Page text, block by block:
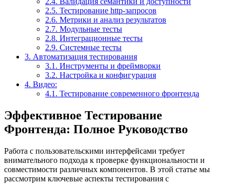
2.5. Тестирование http-запросов
2.6. Метрики и анализ результатов
2.7. Модульные тесты
2.8. Интеграционные тесты
2.9. Системные тесты
3. Автоматизация тестирования
3.1. Инструменты и фреймворки
3.2. Настройка и конфигурация
4. Видео:
4.1. Тестирование современного фронтенда
Эффективное Тестирование
Фронтенда: Полное Руководство
Работа с пользовательскими интерфейсами требует
внимательного подхода к проверке функциональности и
совместимости различных компонентов. В этой статье мы
рассмотрим ключевые аспекты тестирования с